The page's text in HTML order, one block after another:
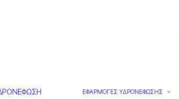
ΕΦΑΡΜΟΓΕΣ ΥΔΡΟΝΕΦΩΣΗΣ